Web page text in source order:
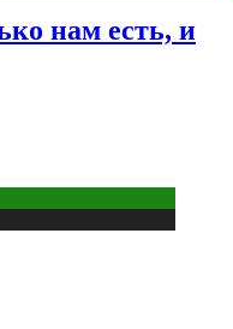
нам есть, и